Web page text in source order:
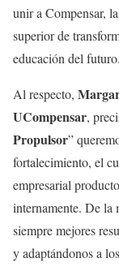
unir a Compensar,
superior de
educación del futuro.
Al respecto,
UCompensar,
Propulsor”
fortalecimiento, el
empresarial
internamente. De la
siempre mejores
y adaptándonos a